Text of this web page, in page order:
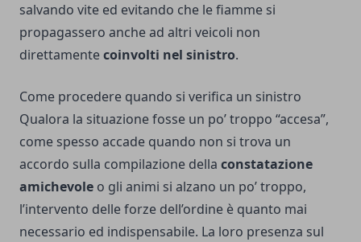
salvando vite ed evitando che le fiamme si
propagassero anche ad altri veicoli non
direttamentecoinvolti nel sinistro.
Come procedere quando si verifica un sinistro
Qualora la situazione fosse un po’ troppo “accesa”,
come spesso accade quando non si trova un
accordo sulla compilazione della constatazione
amichevole o gli animi si alzano un po’ troppo,
l’intervento delle forze dell’ordine è quanto mai
necessario ed indispensabile. La loro presenza sul